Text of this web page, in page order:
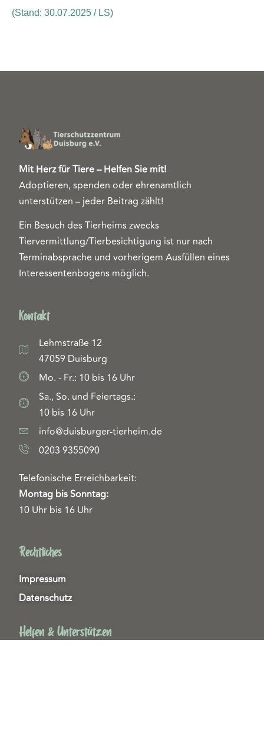
(Stand: 30.07.2025 / LS)
Mit Herz für Tiere – Helfen Sie mit!
Adoptieren, spenden oder ehrenamtlich
unterstützen – jeder Beitrag zählt!
Ein Besuch des Tierheims zwecks
Tiervermittlung/Tierbesichtigung ist nur nach
Terminabsprache und vorherigem Ausfüllen eines
Interessentenbogens möglich.
Kontakt
Lehmstraße 12
47059 Duisburg
Mo. - Fr.: 10 bis 16 Uhr
Sa., So. und Feiertags.:
10 bis 16 Uhr
info@duisburger-tierheim.de
0203 9355090
Telefonische Erreichbarkeit:
Montag bis Sonntag:
10 Uhr bis 16 Uhr
Rechtliches
Impressum
Datenschutz
Helfen & Unterstützen